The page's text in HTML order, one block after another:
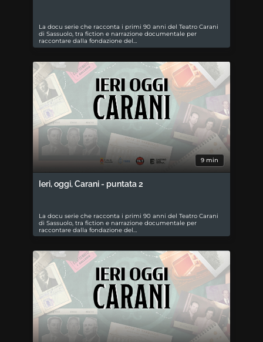
La docu serie che racconta i primi 90 anni del Teatro Carani
di Sassuolo, tra fiction e narrazione documentale per
raccontare dalla fondazione del…
9 min
Ieri, oggi, Carani - puntata 2
La docu serie che racconta i primi 90 anni del Teatro Carani
di Sassuolo, tra fiction e narrazione documentale per
raccontare dalla fondazione del…